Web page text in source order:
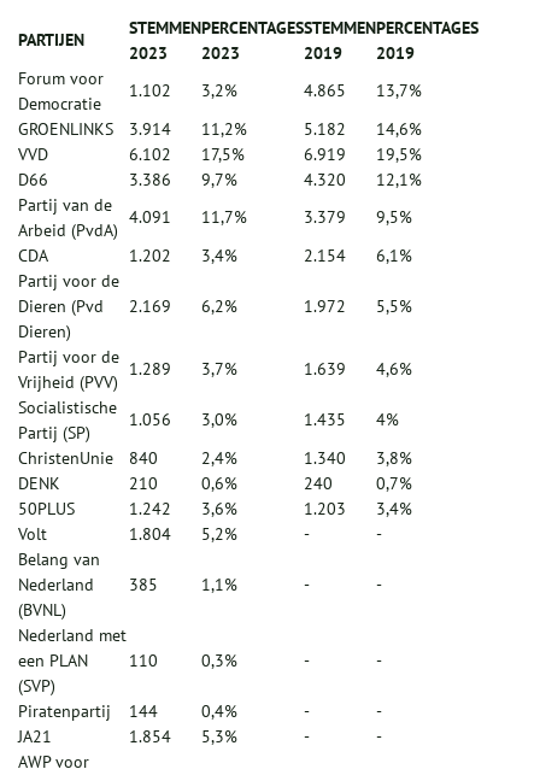
PARTIJEN
STEMMEN
2023
PERCENTAGES
2023
STEMMEN
2019
PERCENTAGES
2019
Forum voor
Democratie
1.102 3,2% 4.865
13,7%
GROENLINKS
3.914 11,2% 5.182
14,6%
VVD
6.102 17,5% 6.919
19,5%
D66
3.386 9,7% 4.320
12,1%
Partij van de
Arbeid (PvdA)
4.091 11,7% 3.379
9,5%
CDA
1.202 3,4% 2.154
6,1%
Partij voor de
Dieren (Pvd
Dieren)
2.169 6,2% 1.972 5,5%
Partij voor de
Vrijheid (PVV)
1.289 3,7% 1.639
4,6%
Socialistische
Partij (SP)
1.056 3,0% 1.435
4%
ChristenUnie
840 2,4% 1.340
3,8%
DENK
210 0,6% 240
0,7%
50PLUS
1.242 3,6% 1.203
3,4%
Volt
1.804 5,2% -
-
Belang van
Nederland
(BVNL)
385 1,1% - -
Nederland met
een PLAN
(SVP)
110 0,3% - -
Piratenpartij 144 0,4% -
-
JA21
1.854 5,3% -
-
AWP voor